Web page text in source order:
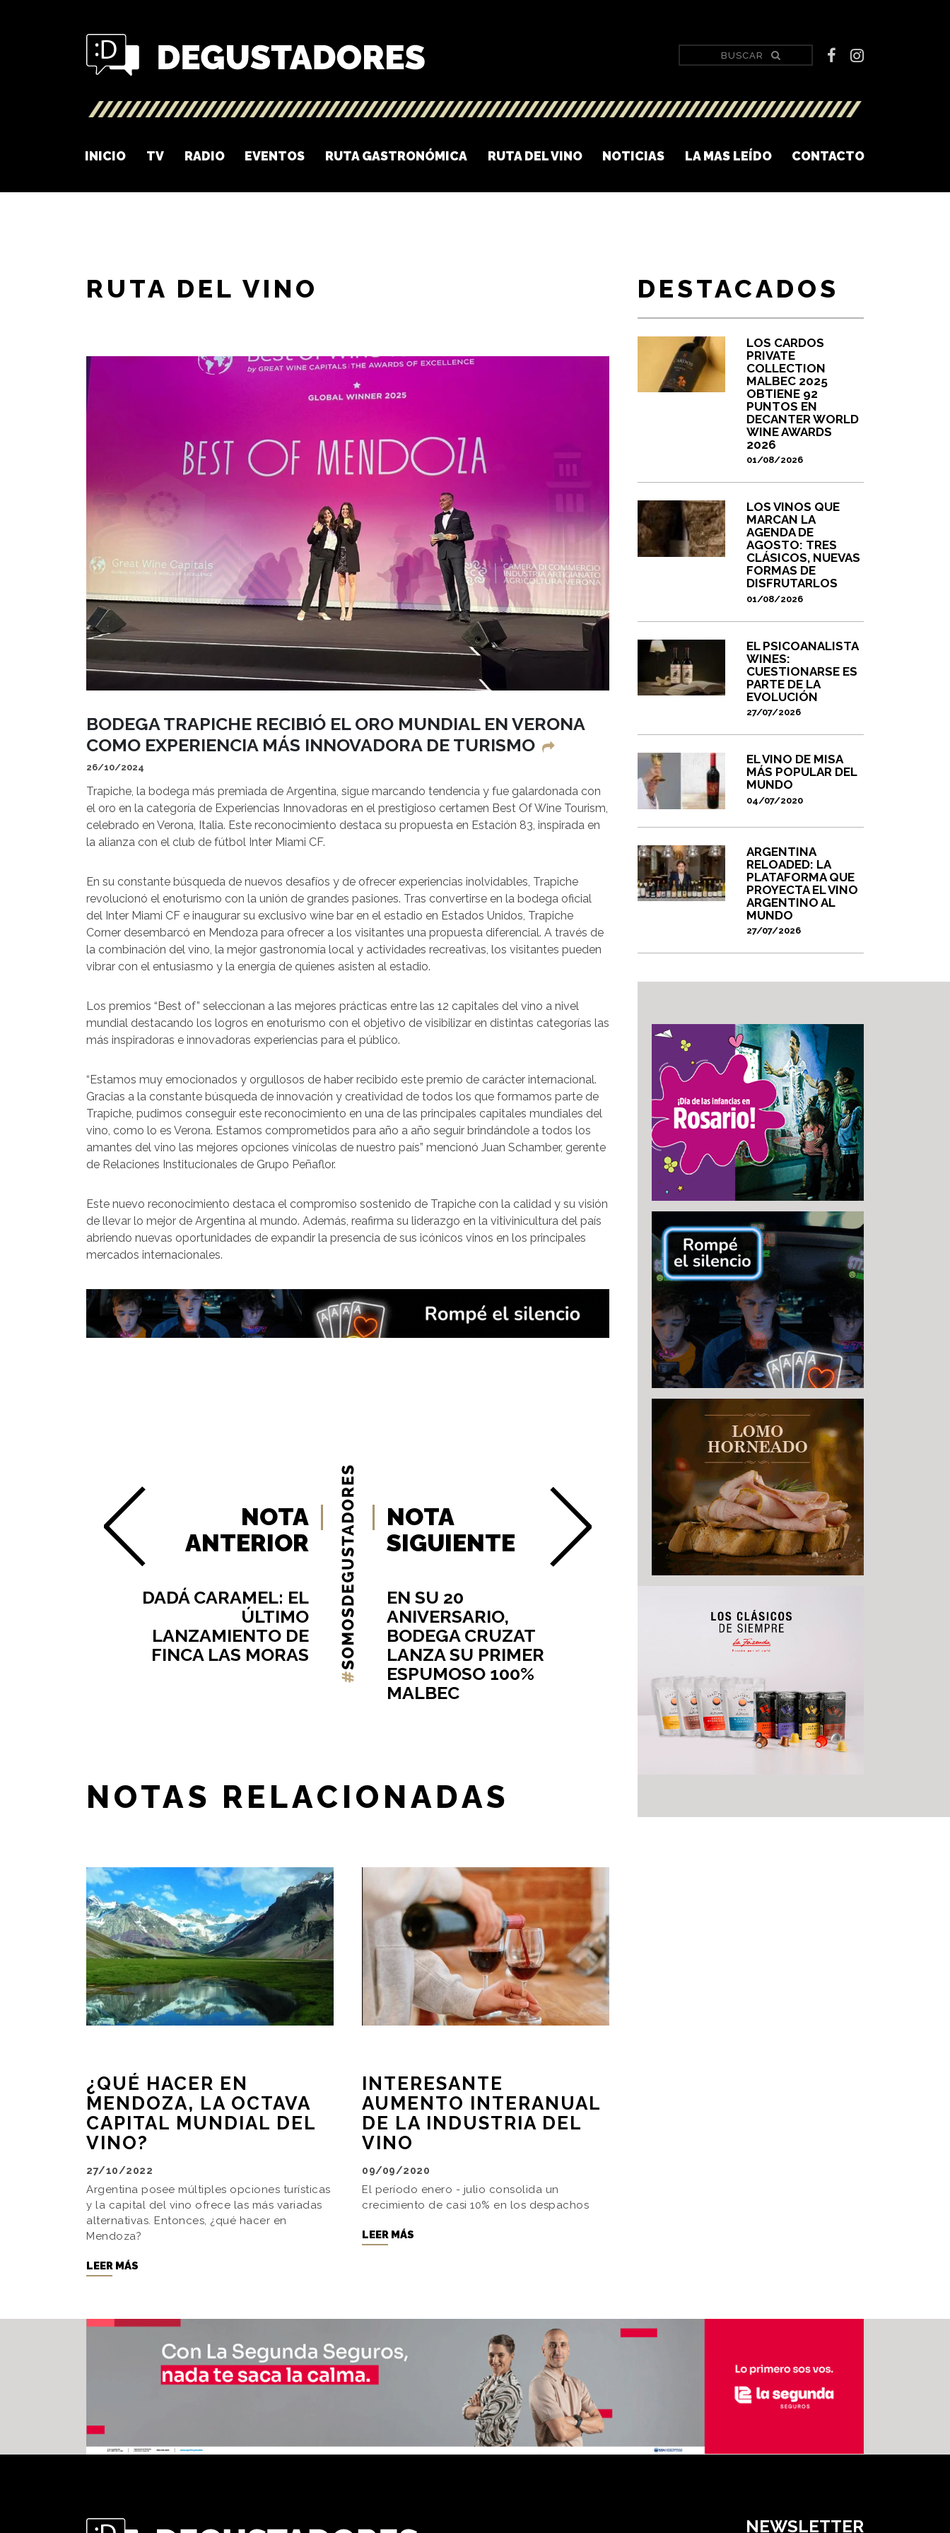
INICIO TV RADIO EVENTOS RUTA GASTRONÓMICA RUTA DEL VINO NOTICIAS LA MAS LEÍDO CONTACTO
RUTA DEL VINO
BODEGA TRAPICHE RECIBIÓ EL ORO MUNDIAL EN VERONA
COMO EXPERIENCIA MÁS INNOVADORA DE TURISMO
26/10/2024
Trapiche, la bodega más premiada de Argentina, sigue marcando tendencia y fue galardonada con
el oro en la categoría de Experiencias Innovadoras en el prestigioso certamen Best Of Wine Tourism,
celebrado en Verona, Italia. Este reconocimiento destaca su propuesta en Estación 83, inspirada en
la alianza con el club de fútbol Inter Miami CF.
En su constante búsqueda de nuevos desafíos y de ofrecer experiencias inolvidables, Trapiche
revolucionó el enoturismo con la unión de grandes pasiones. Tras convertirse en la bodega oficial
del Inter Miami CF e inaugurar su exclusivo wine bar en el estadio en Estados Unidos, Trapiche
Corner desembarcó en Mendoza para ofrecer a los visitantes una propuesta diferencial. A través de
la combinación del vino, la mejor gastronomía local y actividades recreativas, los visitantes pueden
vibrar con el entusiasmo y la energía de quienes asisten al estadio.
Los premios “Best of” seleccionan a las mejores prácticas entre las 12 capitales del vino a nivel
mundial destacando los logros en enoturismo con el objetivo de visibilizar en distintas categorías las
más inspiradoras e innovadoras experiencias para el público.
“Estamos muy emocionados y orgullosos de haber recibido este premio de carácter internacional.
Gracias a la constante búsqueda de innovación y creatividad de todos los que formamos parte de
Trapiche, pudimos conseguir este reconocimiento en una de las principales capitales mundiales del
vino, como lo es Verona. Estamos comprometidos para año a año seguir brindándole a todos los
amantes del vino las mejores opciones vinícolas de nuestro país” mencionó Juan Schamber, gerente
de Relaciones Institucionales de Grupo Peñaflor.
Este nuevo reconocimiento destaca el compromiso sostenido de Trapiche con la calidad y su visión
de llevar lo mejor de Argentina al mundo. Además, reafirma su liderazgo en la vitivinicultura del país
abriendo nuevas oportunidades de expandir la presencia de sus icónicos vinos en los principales
mercados internacionales.
NOTA
ANTERIOR
DADÁ CARAMEL: EL
ÚLTIMO
LANZAMIENTO DE
FINCA LAS MORAS
NOTA
SIGUIENTE
EN SU 20
ANIVERSARIO,
BODEGA CRUZAT
LANZA SU PRIMER
ESPUMOSO 100%
MALBEC
NOTAS RELACIONADAS
¿QUÉ HACER EN
MENDOZA, LA OCTAVA
CAPITAL MUNDIAL DEL
VINO?
27/10/2022
Argentina posee múltiples opciones turísticas
y la capital del vino ofrece las más variadas
alternativas. Entonces, ¿qué hacer en
Mendoza?
LEER MÁS
INTERESANTE
AUMENTO INTERANUAL
DE LA INDUSTRIA DEL
VINO
09/09/2020
El período enero - julio consolida un
crecimiento de casi 10% en los despachos
LEER MÁS
DESTACADOS
LOS CARDOS
PRIVATE
COLLECTION
MALBEC 2025
OBTIENE 92
PUNTOS EN
DECANTER WORLD
WINE AWARDS
2026
01/08/2026
LOS VINOS QUE
MARCAN LA
AGENDA DE
AGOSTO: TRES
CLÁSICOS, NUEVAS
FORMAS DE
DISFRUTARLOS
01/08/2026
EL PSICOANALISTA
WINES:
CUESTIONARSE ES
PARTE DE LA
EVOLUCIÓN
27/07/2026
EL VINO DE MISA
MÁS POPULAR DEL
MUNDO
04/07/2020
ARGENTINA
RELOADED: LA
PLATAFORMA QUE
PROYECTA EL VINO
ARGENTINO AL
MUNDO
27/07/2026
NEWSLETTER